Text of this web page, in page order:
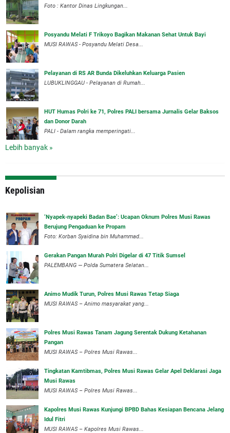
Foto : Kantor Dinas Lingkungan...
Posyandu Melati F Trikoyo Bagikan Makanan Sehat Untuk Bayi
MUSI RAWAS - Posyandu Melati Desa...
Pelayanan di RS AR Bunda Dikeluhkan Keluarga Pasien
LUBUKLINGGAU - Pelayanan di Rumah...
HUT Humas Polri ke 71, Polres PALI bersama Jurnalis Gelar Baksos
dan Donor Darah
PALI - Dalam rangka memperingati...
Lebih banyak »
Kepolisian
‘Nyapek-nyapeki Badan Bae’: Ucapan Oknum Polres Musi Rawas
Berujung Pengaduan ke Propam
Foto: Korban Syaidina bin Muhammad...
Gerakan Pangan Murah Polri Digelar di 47 Titik Sumsel
PALEMBANG — Polda Sumatera Selatan...
Animo Mudik Turun, Polres Musi Rawas Tetap Siaga
MUSI RAWAS – Animo masyarakat yang...
Polres Musi Rawas Tanam Jagung Serentak Dukung Ketahanan
Pangan
MUSI RAWAS – Polres Musi Rawas...
Tingkatan Kamtibmas, Polres Musi Rawas Gelar Apel Deklarasi Jaga
Musi Rawas
MUSI RAWAS – Polres Musi Rawas...
Kapolres Musi Rawas Kunjungi BPBD Bahas Kesiapan Bencana Jelang
Idul Fitri
MUSI RAWAS – Kapolres Musi Rawas...